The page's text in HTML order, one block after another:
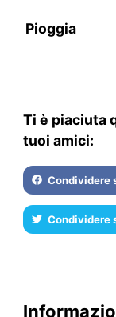
Pioggia
Ti è piaciuta
tuoi amici:
Condividere
Condividere